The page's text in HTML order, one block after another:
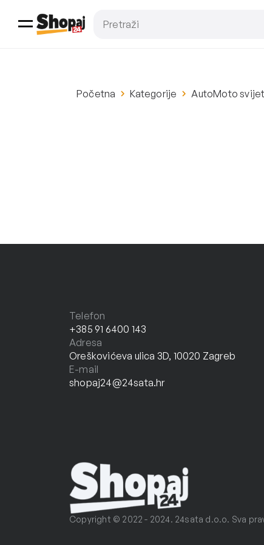
Početna Kategorije AutoMoto svijet
Telefon
+385 91 6400 143
Adresa
Oreškovićeva ulica 3D, 10020 Zagreb
E-mail
shopaj24@24sata.hr
Copyright © 2022 - 2024. 24sata d.o.o. Sva